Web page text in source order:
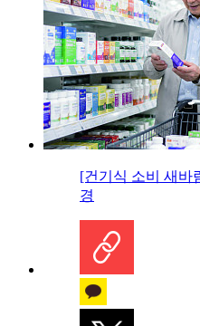
[건기식 소비 새바
경